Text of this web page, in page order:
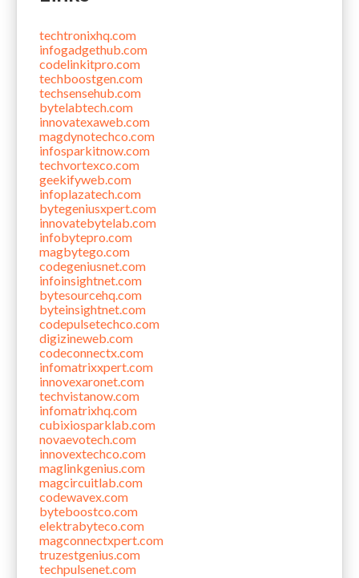
techtronixhq.com
infogadgethub.com
codelinkitpro.com
techboostgen.com
techsensehub.com
bytelabtech.com
innovatexaweb.com
magdynotechco.com
infosparkitnow.com
techvortexco.com
geekifyweb.com
infoplazatech.com
bytegeniusxpert.com
innovatebytelab.com
infobytepro.com
magbytego.com
codegeniusnet.com
infoinsightnet.com
bytesourcehq.com
byteinsightnet.com
codepulsetechco.com
digizineweb.com
codeconnectx.com
infomatrixxpert.com
innovexaronet.com
techvistanow.com
infomatrixhq.com
cubixiosparklab.com
novaevotech.com
innovextechco.com
maglinkgenius.com
magcircuitlab.com
codewavex.com
byteboostco.com
elektrabyteco.com
magconnectxpert.com
truzestgenius.com
techpulsenet.com